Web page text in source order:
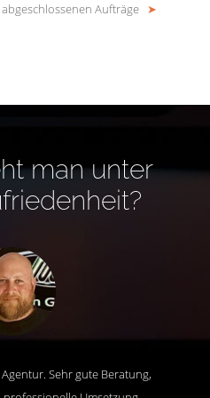
Aufträge ➤
man unter
Sehr gute Beratung,